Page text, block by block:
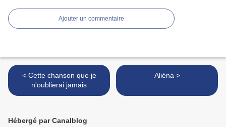
Ajouter un commentaire
< Cette chanson que je
n'oublierai jamais
Aliéna >
Hébergé par Canalblog